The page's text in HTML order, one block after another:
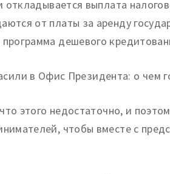
откладывается выплата
от платы за аренду
дешевого
этого недостаточно, и
чтобы вместе с